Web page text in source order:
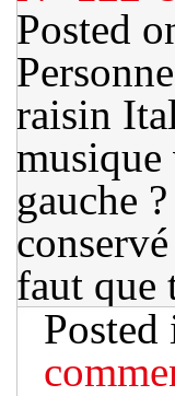
Posted
raisin
musique
gauche
faut
Posted